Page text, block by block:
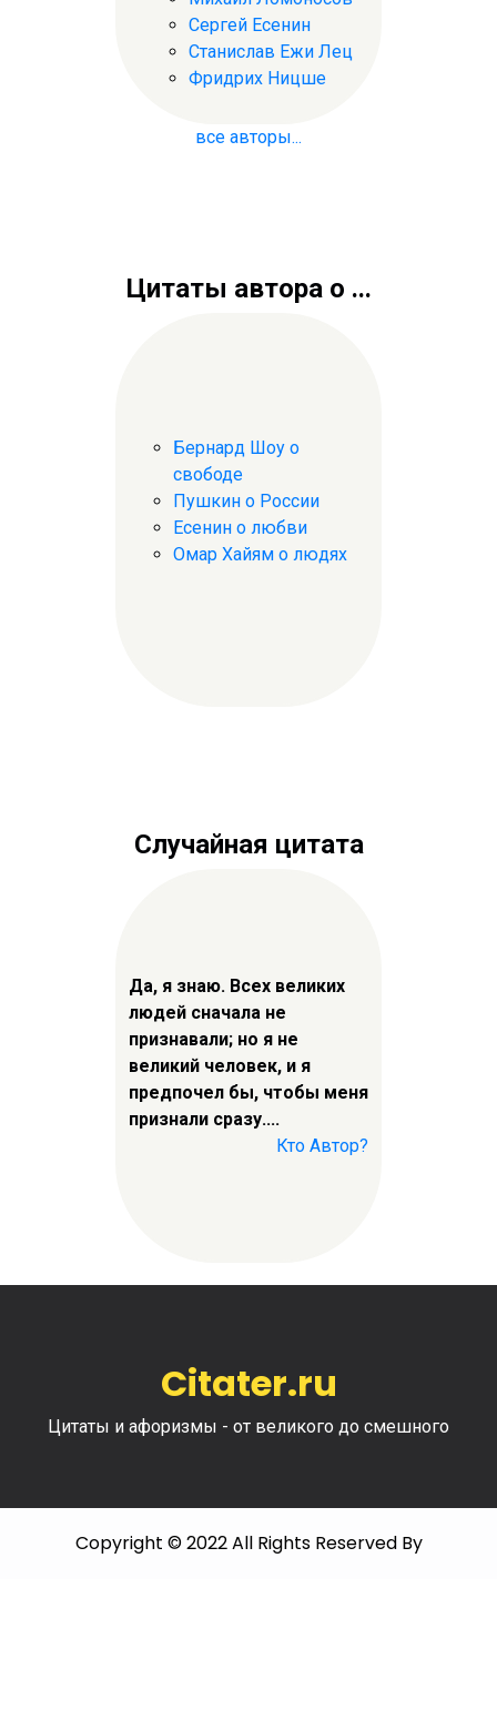
Сергей Есенин
Станислав Ежи Лец
Фридрих Ницше
все авторы...
Цитаты автора о ...
Бернард Шоу о
свободе
Пушкин о России
Есенин о любви
Омар Хайям о людях
Случайная цитата
Да, я знаю. Всех великих
людей сначала не
признавали; но я не
великий человек, и я
предпочел бы, чтобы меня
признали сразу....
Кто Автор?
Citater.ru
Цитаты и афоризмы - от великого до смешного
Copyright © 2022 All Rights Reserved By